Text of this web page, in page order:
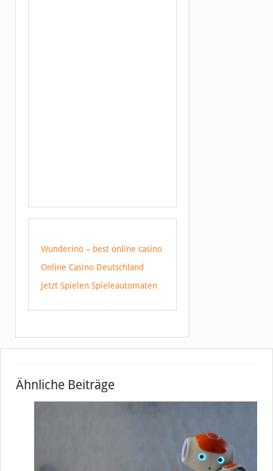
Wunderino – best online casino
Online Casino Deutschland
Jetzt Spielen Spieleautomaten
Ähnliche Beiträge